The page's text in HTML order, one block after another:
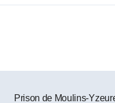
Prison de Moulins-